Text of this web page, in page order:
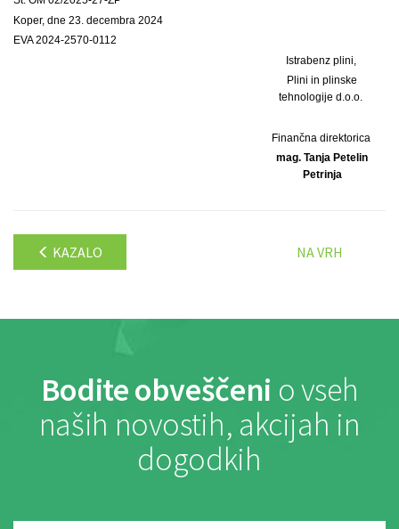
Koper, dne 23. decembra 2024
EVA 2024-2570-0112
Istrabenz plini,
Plini in plinske
tehnologije d.o.o.
Finančna direktorica
mag. Tanja Petelin
Petrinja
KAZALO NA VRH
Bodite obveščeni o vseh
naših novostih, akcijah in
dogodkih